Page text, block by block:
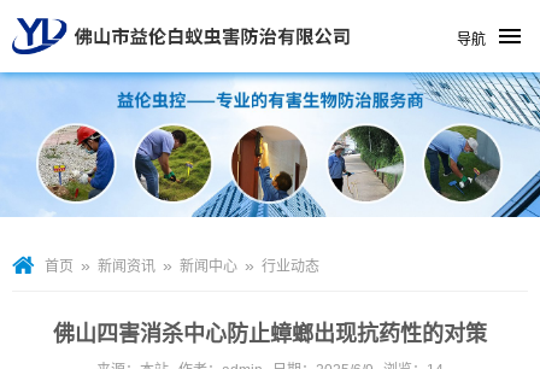
导航
首页 » 新闻资讯 » 新闻中心 » 行业动态
佛山四害消杀中心防止蟑螂出现抗药性的对策